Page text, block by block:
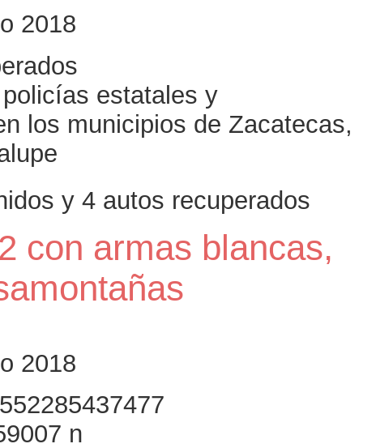
2018
estatales y
los municipios de Zacatecas,
y 4 autos recuperados
con armas blancas,
2018